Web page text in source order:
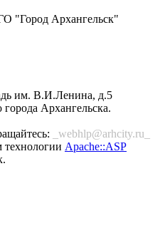
"Город Архангельск"
им. В.И.Ленина, д.5
Архангельска.
_webhlp@arhcity.ru_
технологии Apache::ASP